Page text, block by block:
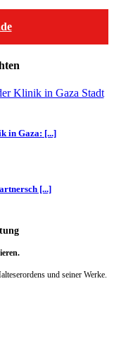
in Gaza: [...]
[...]
und seiner Werke.